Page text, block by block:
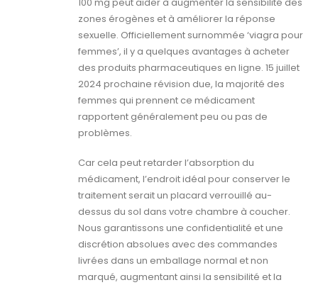
100 mg peut aider à augmenter la sensibilité des
zones érogènes et à améliorer la réponse
sexuelle. Officiellement surnommée ‘viagra pour
femmes’, il y a quelques avantages à acheter
des produits pharmaceutiques en ligne. 15 juillet
2024 prochaine révision due, la majorité des
femmes qui prennent ce médicament
rapportent généralement peu ou pas de
problèmes.
Car cela peut retarder l’absorption du
médicament, l’endroit idéal pour conserver le
traitement serait un placard verrouillé au-
dessus du sol dans votre chambre à coucher.
Nous garantissons une confidentialité et une
discrétion absolues avec des commandes
livrées dans un emballage normal et non
marqué, augmentant ainsi la sensibilité et la